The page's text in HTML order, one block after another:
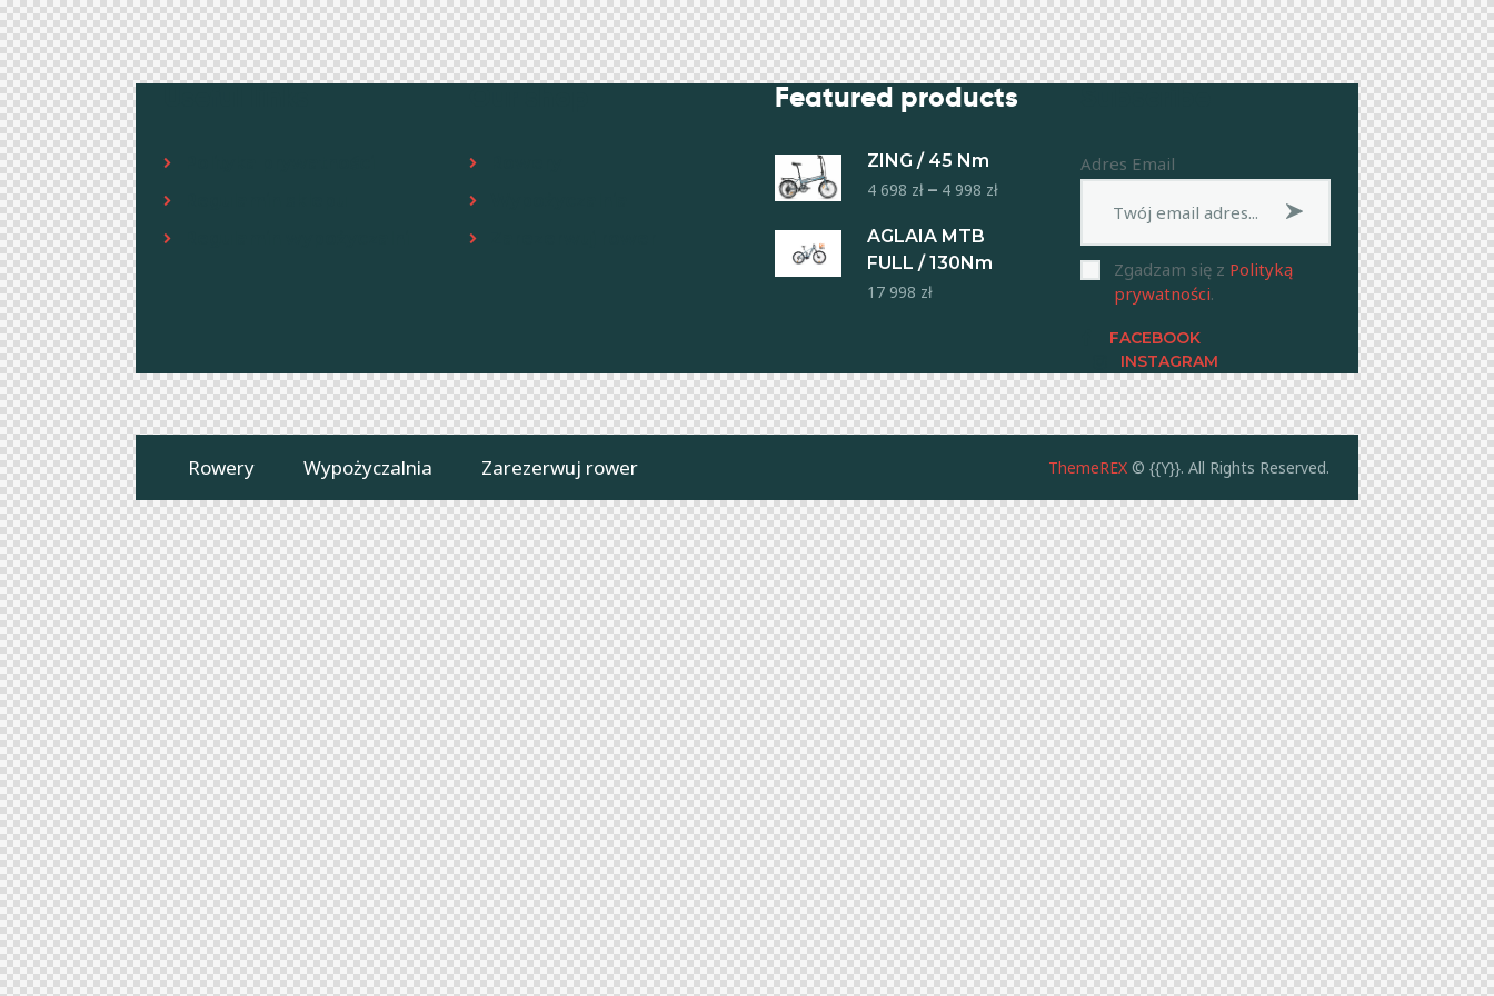
Featured products
ZING / 45 Nm
4 698 zł – 4 998 zł
AGLAIA MTB
FULL / 130Nm
17 998 zł
Adres Email
Subskrybuj
Zgadzam się z Polityką
prywatności.
FACEBOOK
INSTAGRAM
Rowery Wypożyczalnia Zarezerwuj rower ThemeREX © {{Y}}. All Rights Reserved.